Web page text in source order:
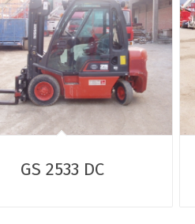
GS 2533 DC